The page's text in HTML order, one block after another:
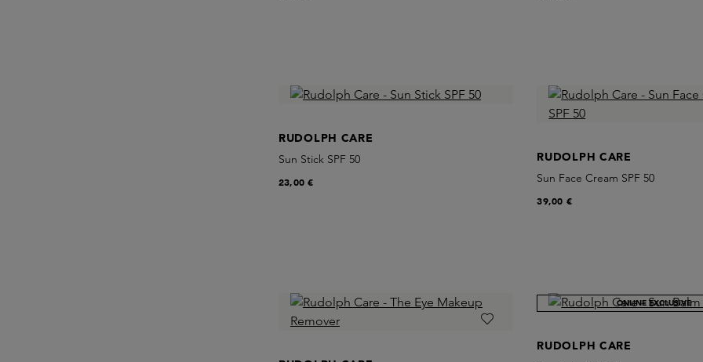
RUDOLPH CARE
Sun Stick SPF 50
23,00 €
RUDOLPH CARE
Sun Face Cream SPF 50
39,00 €
ONLINE EXCLUSIVE
RUDOLPH CARE